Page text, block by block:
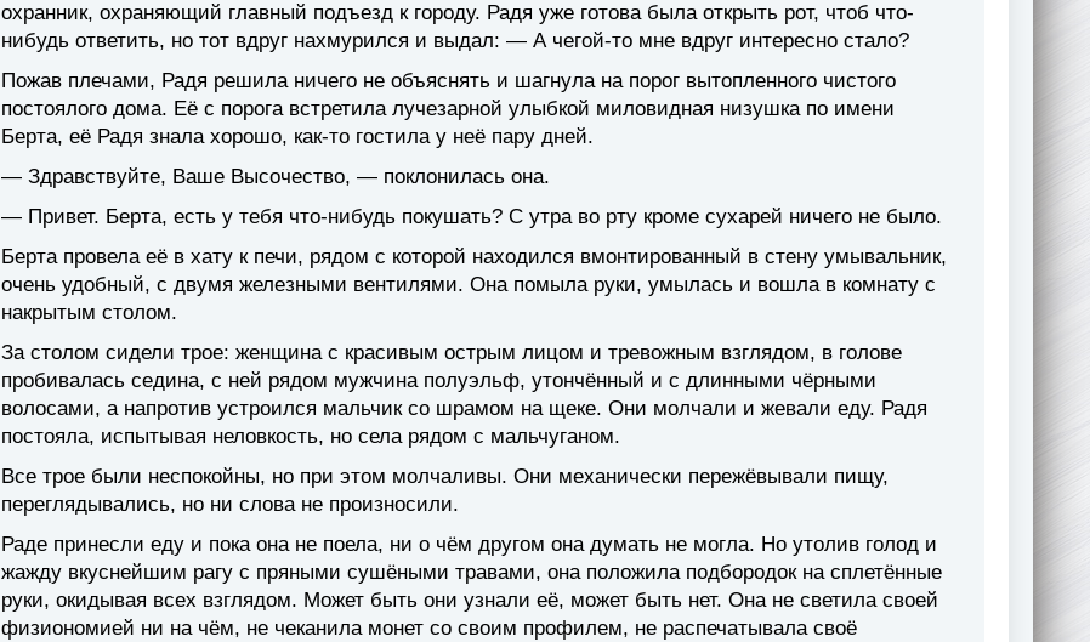
охранник, охраняющий главный подъезд к городу. Радя уже готова была открыть рот, чтоб что-
нибудь ответить, но тот вдруг нахмурился и выдал: — А чегой-то мне вдруг интересно стало?
Пожав плечами, Радя решила ничего не объяснять и шагнула на порог вытопленного чистого
постоялого дома. Её с порога встретила лучезарной улыбкой миловидная низушка по имени
Берта, её Радя знала хорошо, как-то гостила у неё пару дней.
— Здравствуйте, Ваше Высочество, — поклонилась она.
— Привет. Берта, есть у тебя что-нибудь покушать? С утра во рту кроме сухарей ничего не было.
Берта провела её в хату к печи, рядом с которой находился вмонтированный в стену умывальник,
очень удобный, с двумя железными вентилями. Она помыла руки, умылась и вошла в комнату с
накрытым столом.
За столом сидели трое: женщина с красивым острым лицом и тревожным взглядом, в голове
пробивалась седина, с ней рядом мужчина полуэльф, утончённый и с длинными чёрными
волосами, а напротив устроился мальчик со шрамом на щеке. Они молчали и жевали еду. Радя
постояла, испытывая неловкость, но села рядом с мальчуганом.
Все трое были неспокойны, но при этом молчаливы. Они механически пережёвывали пищу,
переглядывались, но ни слова не произносили.
Раде принесли еду и пока она не поела, ни о чём другом она думать не могла. Но утолив голод и
жажду вкуснейшим рагу с пряными сушёными травами, она положила подбородок на сплетённые
руки, окидывая всех взглядом. Может быть они узнали её, может быть нет. Она не светила своей
физиономией ни на чём, не чеканила монет со своим профилем, не распечатывала своё